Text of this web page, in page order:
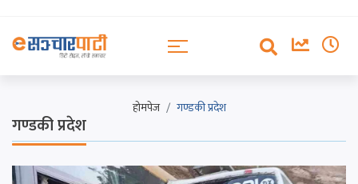
होमपेज गण्डकी प्रदेश
गण्डकी प्रदेश